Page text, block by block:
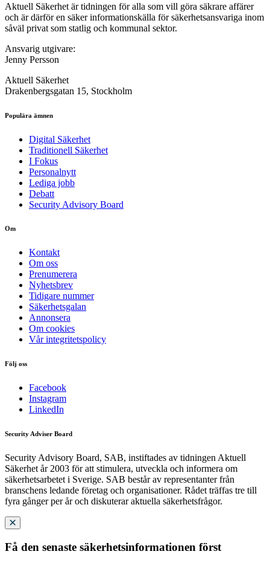
Aktuell Säkerhet är tidningen för alla som vill göra säkrare affärer
och är därför en säker informationskälla för säkerhets­ansvariga inom
såväl privat som statlig och kommunal sektor.
Ansvarig utgivare:
Jenny Persson
Aktuell Säkerhet
Drakenbergsgatan 15, Stockholm
Populära ämnen
Digital Säkerhet
Traditionell Säkerhet
I Fokus
Personalnytt
Lediga jobb
Debatt
Security Advisory Board
Om
Kontakt
Om oss
Prenumerera
Nyhetsbrev
Tidigare nummer
Säkerhetsgalan
Annonsera
Om cookies
Vår integritetspolicy
Följ oss
Facebook
Instagram
LinkedIn
Security Adviser Board
Security Advisory Board, SAB, instiftades av tidningen Aktuell
Säkerhet år 2003 för att stimulera, utveckla och informera om
säkerhetsarbetet i Sverige. SAB består av representanter från
branschens ledande företag och organisationer. Rådet träffas tre till
fyra gånger per år och diskuterar aktuella säkerhetsfrågor.
Få den senaste säkerhetsinformationen först